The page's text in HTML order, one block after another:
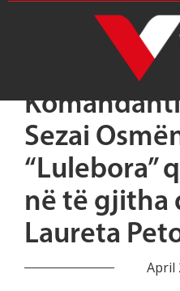
Sezai
“Lulebora”
në të gjitha
Laureta
April